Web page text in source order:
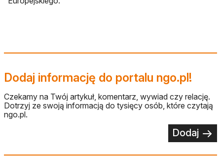
Dodaj informację do portalu ngo.pl!
Czekamy na Twój artykuł, komentarz, wywiad czy relację.
Dotrzyj ze swoją informacją do tysięcy osób, które czytają
ngo.pl.
Dodaj